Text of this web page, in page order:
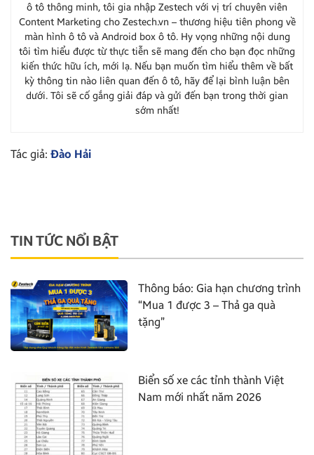
ô tô thông minh, tôi gia nhập Zestech với vị trí chuyên viên
Content Marketing cho Zestech.vn – thương hiệu tiên phong về
màn hình ô tô và Android box ô tô. Hy vọng những nội dung
tôi tìm hiểu được từ thực tiễn sẽ mang đến cho bạn đọc những
kiến thức hữu ích, mới lạ. Nếu bạn muốn tìm hiểu thêm về bất
kỳ thông tin nào liên quan đến ô tô, hãy để lại bình luận bên
dưới. Tôi sẽ cố gắng giải đáp và gửi đến bạn trong thời gian
sớm nhất!
Tác giả: Đào Hải
TIN TỨC NỔI BẬT
Thông báo: Gia hạn chương trình
“Mua 1 được 3 – Thả ga quà
tặng”
Biển số xe các tỉnh thành Việt
Nam mới nhất năm 2026